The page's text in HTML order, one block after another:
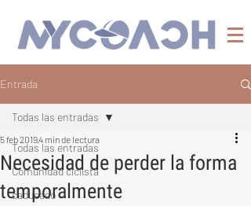
Entrada
Todas las entradas
Comunidad ciclista
caducado
Todas las entradas
Necesidad de perder la forma
temporalmente
5 feb 20194 min de lectura